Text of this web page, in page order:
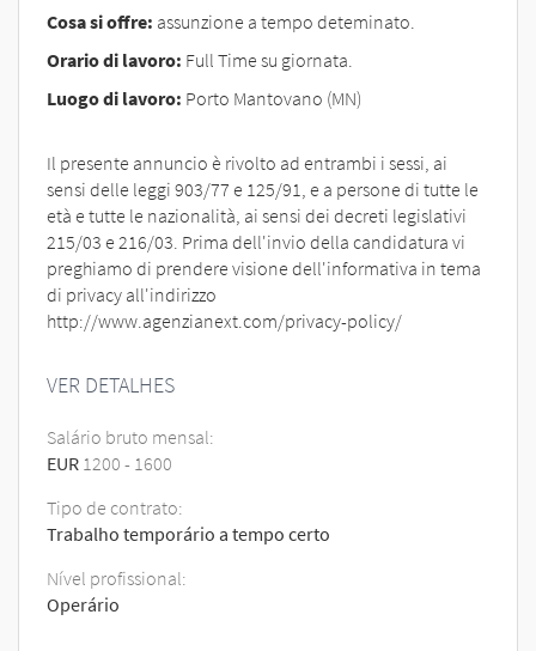
Cosa si offre: assunzione a tempo deteminato.
Orario di lavoro: Full Time su giornata.
Luogo di lavoro: Porto Mantovano (MN)
Il presente annuncio è rivolto ad entrambi i sessi, ai
sensi delle leggi 903/77 e 125/91, e a persone di tutte le
età e tutte le nazionalità, ai sensi dei decreti legislativi
215/03 e 216/03. Prima dell'invio della candidatura vi
preghiamo di prendere visione dell'informativa in tema
di privacy all'indirizzo
http://www.agenzianext.com/privacy-policy/
VER DETALHES
Salário bruto mensal:
EUR 1200 - 1600
Tipo de contrato:
Trabalho temporário a tempo certo
Nível profissional:
Operário